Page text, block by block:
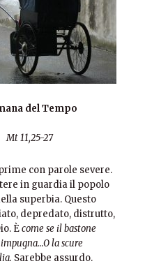
del Tempo
11,25-27
con parole severe.
in guardia il popolo
superbia. Questo
depredato, distrutto,
Ècome se il bastone
la scure
Sarebbe assurdo.